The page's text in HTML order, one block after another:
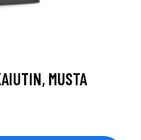
MUSTA